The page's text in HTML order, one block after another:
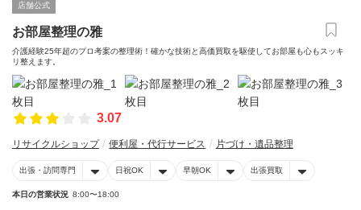
店舗公式
お部屋整理の雅
介護経験25年超のプロ考案の整理術！確かな技術と高価買取を駆使してお部屋も心もスッキ
リ整えます。
3.07
リサイクルショップ 便利屋・代行サービス 片づけ・遺品整理
出張・訪問専門 日祝OK 早朝OK 出張買取
本日の営業状況 8:00〜18:00